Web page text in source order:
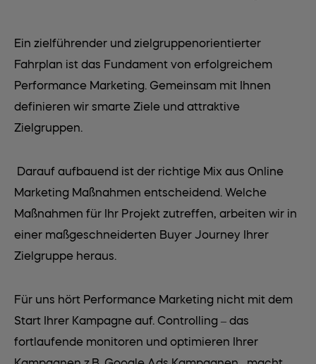
Ein zielführender und zielgruppenorientierter
Fahrplan ist das Fundament von erfolgreichem
Performance Marketing. Gemeinsam mit Ihnen
definieren wir smarte Ziele und attraktive
Zielgruppen.
Darauf aufbauend ist der richtige Mix aus Online
Marketing Maßnahmen entscheidend. Welche
Maßnahmen für Ihr Projekt zutreffen, arbeiten wir in
einer maßgeschneiderten Buyer Journey Ihrer
Zielgruppe heraus.
Für uns hört Performance Marketing nicht mit dem
Start Ihrer Kampagne auf. Controlling – das
fortlaufende monitoren und optimieren Ihrer